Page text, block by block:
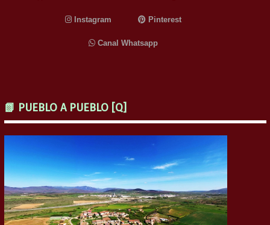
Instagram Pinterest
Canal Whatsapp
📗 PUEBLO A PUEBLO [Q]